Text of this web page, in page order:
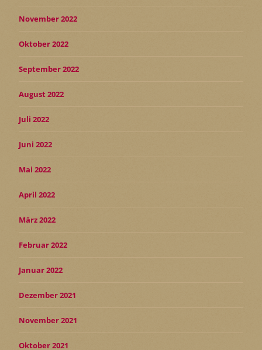
November 2022
Oktober 2022
September 2022
August 2022
Juli 2022
Juni 2022
Mai 2022
April 2022
März 2022
Februar 2022
Januar 2022
Dezember 2021
November 2021
Oktober 2021